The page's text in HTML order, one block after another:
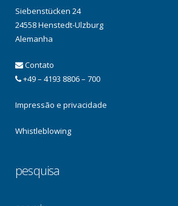
Siebenstücken 24
24558 Henstedt-Ulzburg
Alemanha
Contato
+49 – 4193 8806 – 700
Impressão e privacidade
Whistleblowing
pesquisa